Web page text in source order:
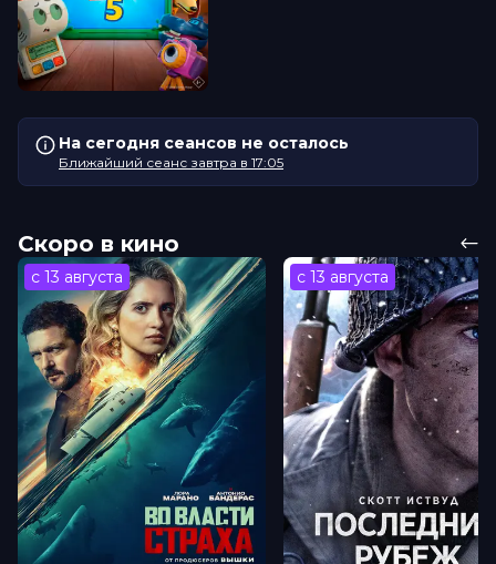
На сегодня сеансов не осталось
Ближайший сеанс завтра в 17:05
Скоро в кино
с 13 августа с 13 августа